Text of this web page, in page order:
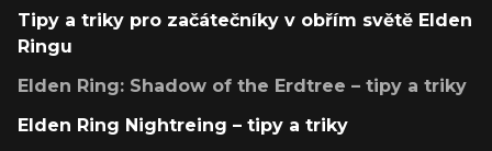
Tipy a triky pro začátečníky v obřím světě Elden
Ringu
Elden Ring: Shadow of the Erdtree – tipy a triky
Elden Ring Nightreing – tipy a triky